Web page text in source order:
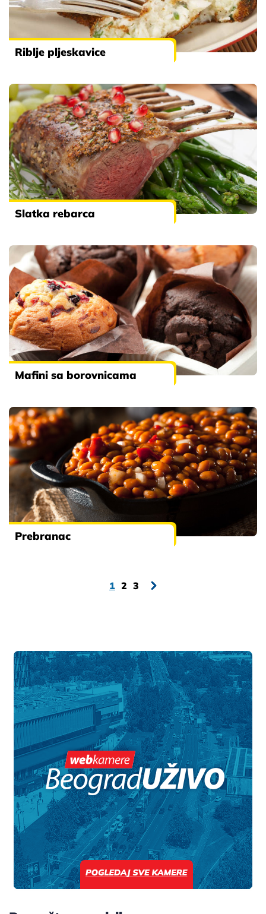
Riblje pljeskavice
Slatka rebarca
Mafini sa borovnicama
Prebranac
1 2 3